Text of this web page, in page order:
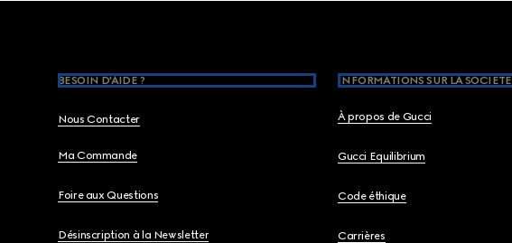
BESOIN D'AIDE ?
Nous Contacter
Ma Commande
Foire aux Questions
Désinscription à la Newsletter
INFORMATIONS SUR LA SOCIETE
À propos de Gucci
Gucci Equilibrium
Code éthique
Carrières